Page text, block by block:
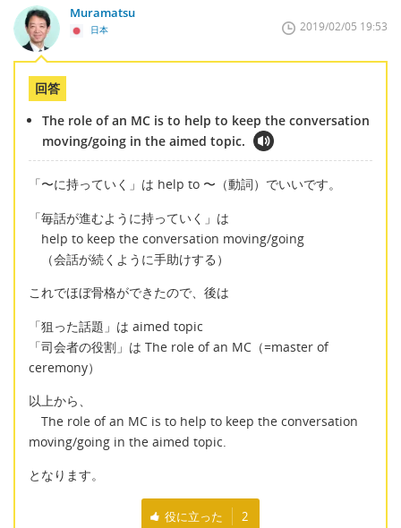
Muramatsu
日本 2019/02/05 19:53
回答
The role of an MC is to help to keep the conversation
moving/going in the aimed topic.
「〜に持っていく」は help to 〜（動詞）でいいです。
「毎話が進むように持っていく」は
help to keep the conversation moving/going
（会話が続くように手助けする）
これでほぼ骨格ができたので、後は
「狙った話題」は aimed topic
「司会者の役割」は The role of an MC（=master of
ceremony）
以上から、
The role of an MC is to help to keep the conversation
moving/going in the aimed topic.
となります。
役に立った 2